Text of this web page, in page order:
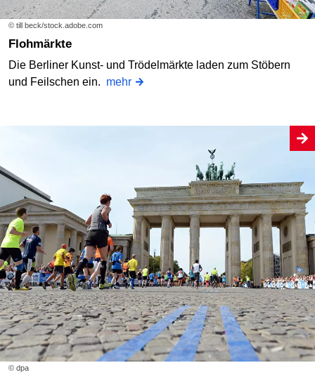
© till beck/stock.adobe.com
Flohmärkte
Die Berliner Kunst- und Trödelmärkte laden zum Stöbern
und Feilschen ein. mehr
© dpa